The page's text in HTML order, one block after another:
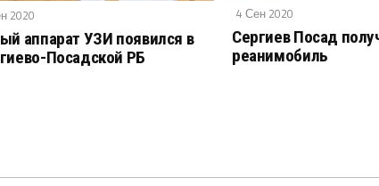
2020
аппарат УЗИ появился в
Посадской РБ
4 Сен 2020
Сергиев Посад
реанимобиль